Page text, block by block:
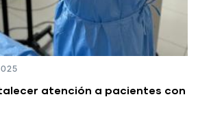
atención a pacientes con